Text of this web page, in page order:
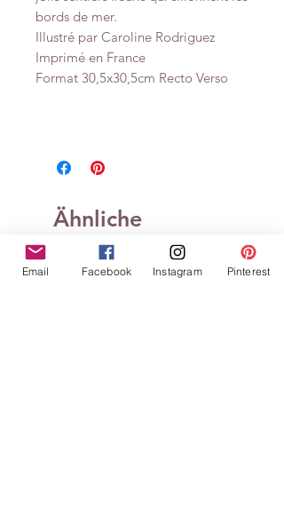
bords de mer.
Illustré par Caroline Rodriguez
Imprimé en France
Format 30,5x30,5cm Recto Verso
Ähnliche
Produkte
Email Facebook Instagram Pinterest